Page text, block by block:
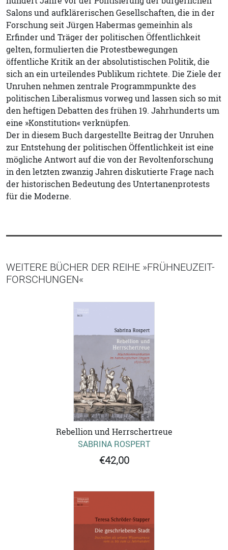
Salons und aufklärerischen Gesellschaften, die in der
Forschung seit Jürgen Habermas gemeinhin als
Erfinder und Träger der politischen Öffentlichkeit
gelten, formulierten die Protestbewegungen
öffentliche Kritik an der absolutistischen Politik, die
sich an ein urteilendes Publikum richtete. Die Ziele der
Unruhen nehmen zentrale Programmpunkte des
politischen Liberalismus vorweg und lassen sich so mit
den heftigen Debatten des frühen 19. Jahrhunderts um
eine »Konstitution« verknüpfen.
Der in diesem Buch dargestellte Beitrag der Unruhen
zur Entstehung der politischen Öffentlichkeit ist eine
mögliche Antwort auf die von der Revoltenforschung
in den letzten zwanzig Jahren diskutierte Frage nach
der historischen Bedeutung des Untertanenprotests
für die Moderne.
WEITERE BÜCHER DER REIHE »FRÜHNEUZEIT-
FORSCHUNGEN«
Rebellion und Herrschertreue
SABRINA ROSPERT
€42,00